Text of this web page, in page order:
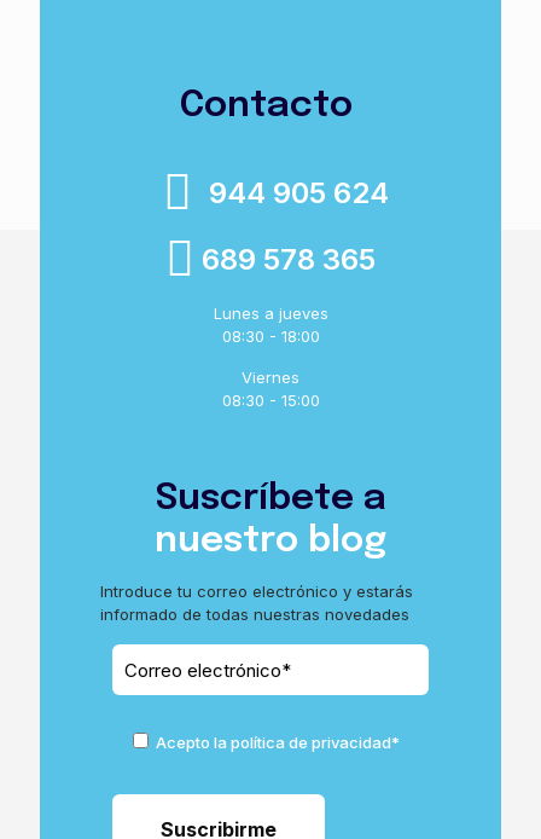
Contacto
944 905 624
689 578 365
Lunes a jueves
08:30 - 18:00
Viernes
08:30 - 15:00
Suscríbete a
nuestro blog
Introduce tu correo electrónico y estarás
informado de todas nuestras novedades
Acepto la política de privacidad*